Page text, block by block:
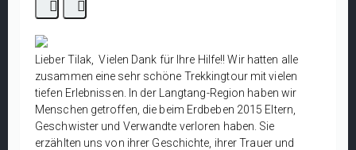
Lieber Tilak, Vielen Dank für Ihre Hilfe!! Wir hatten alle
zusammen eine sehr schöne Trekkingtour mit vielen
tiefen Erlebnissen. In der Langtang-Region haben wir
Menschen getroffen, die beim Erdbeben 2015 Eltern,
Geschwister und Verwandte verloren haben. Sie
erzählten uns von ihrer Geschichte, ihrer Trauer und